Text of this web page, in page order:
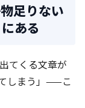
足りない
ある
てくる文章が
しまう」——こ